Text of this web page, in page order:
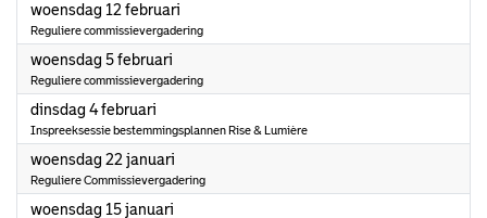
woensdag 12 februari
Reguliere commissievergadering
woensdag 5 februari
Reguliere commissievergadering
dinsdag 4 februari
Inspreeksessie bestemmingsplannen Rise & Lumière
woensdag 22 januari
Reguliere Commissievergadering
woensdag 15 januari